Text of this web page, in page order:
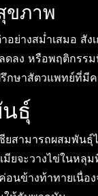
ขภาพ
อย่างสม่ำเสมอ สัง
ดลง หรือพฤติกรร
รึกษาสัตวแพทย์ที่มี
ธุ์
ยสามารถผสมพันธุ์
มียจะวางไข่ในหลุ
อนข้างท้าทายเนื่อ